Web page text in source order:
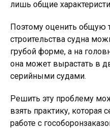
лишь общие
Поэтому оценить общую
строительства судна
грубой форме, а на
она может вырастать в
серийными судами.
Решить эту проблему
взять практику, которая
работе с